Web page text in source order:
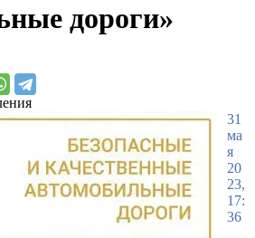
дороги»
31
ма
я
20
23,
17:
36